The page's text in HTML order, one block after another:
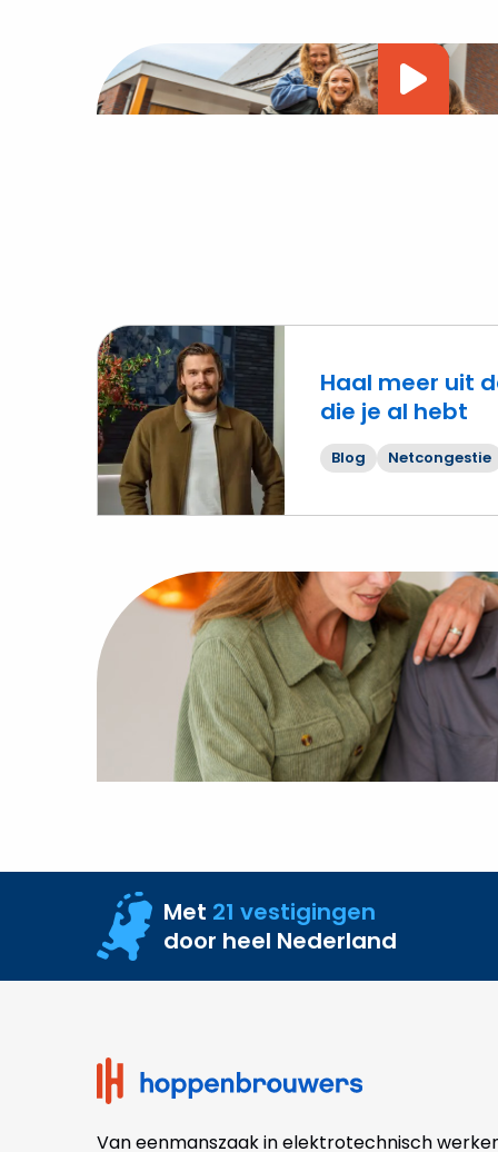
Haal meer uit
die je al hebt
Blog Netcongestie
Lees
meer
over
Haal
netaansluiting
die je al
hebt
Met 21 vestigingen
door heel Nederland
Van eenmanszaak in elektrotechnisch